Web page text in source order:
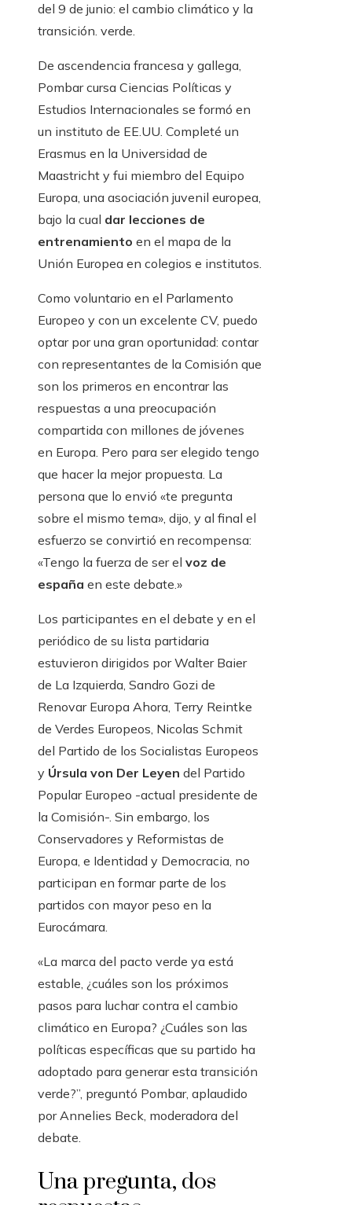
del 9 de junio: el cambio climático y la
transición. verde.
De ascendencia francesa y gallega,
Pombar cursa Ciencias Políticas y
Estudios Internacionales se formó en
un instituto de EE.UU. Completé un
Erasmus en la Universidad de
Maastricht y fui miembro del Equipo
Europa, una asociación juvenil europea,
bajo la cual dar lecciones de
entrenamiento en el mapa de la
Unión Europea en colegios e institutos.
Como voluntario en el Parlamento
Europeo y con un excelente CV, puedo
optar por una gran oportunidad: contar
con representantes de la Comisión que
son los primeros en encontrar las
respuestas a una preocupación
compartida con millones de jóvenes
en Europa. Pero para ser elegido tengo
que hacer la mejor propuesta. La
persona que lo envió «te pregunta
sobre el mismo tema», dijo, y al final el
esfuerzo se convirtió en recompensa:
«Tengo la fuerza de ser el voz de
españa en este debate.»
Los participantes en el debate y en el
periódico de su lista partidaria
estuvieron dirigidos por Walter Baier
de La Izquierda, Sandro Gozi de
Renovar Europa Ahora, Terry Reintke
de Verdes Europeos, Nicolas Schmit
del Partido de los Socialistas Europeos
y Úrsula von Der Leyen del Partido
Popular Europeo -actual presidente de
la Comisión-. Sin embargo, los
Conservadores y Reformistas de
Europa, e Identidad y Democracia, no
participan en formar parte de los
partidos con mayor peso en la
Eurocámara.
«La marca del pacto verde ya está
estable, ¿cuáles son los próximos
pasos para luchar contra el cambio
climático en Europa? ¿Cuáles son las
políticas específicas que su partido ha
adoptado para generar esta transición
verde?”, preguntó Pombar, aplaudido
por Annelies Beck, moderadora del
debate.
Una pregunta, dos